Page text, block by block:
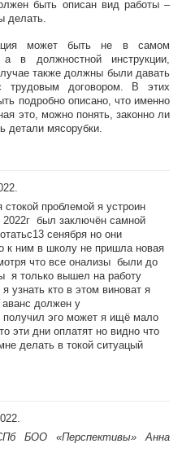
быть описан вид работы –
делать.
может быть не в самом
в должностной инструкции,
также должны были давать
трудовым договором. В этих
подробно описано, что именно
это, можно понять, законно ли
детали мясорубки.
проблемой я устроин
был заключён самной
сенября но они
к ним в школу не пришла новая
что все онализы были до
я только вышел на работу
узнать кто в этом виноват я
аванс должен у
получил эго может я ищё мало
эти дни оплатят но видно что
делать в токой ситуацый
БОО «Перспективы» Анна